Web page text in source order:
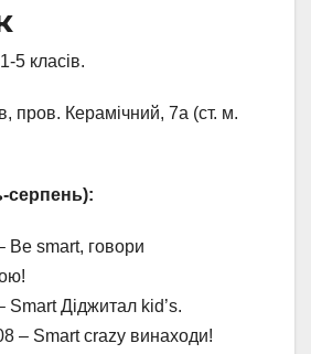
5 класів.
пров. Керамічний, 7а (ст. м.
серпень):
Be smart, говори
Smart Діджитал kid’s.
– Smart crazy винаходи!